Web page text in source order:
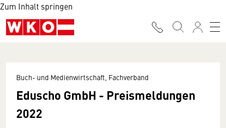
Zum Inhalt springen
Buch- und Medienwirtschaft, Fachverband
Eduscho GmbH - Preismeldungen
2022